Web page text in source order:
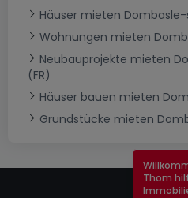
Häuser mieten
Wohnungen mieten
Neubauprojekte mieten
(FR)
Häuser bauen mieten
Grundstücke mieten
Thom